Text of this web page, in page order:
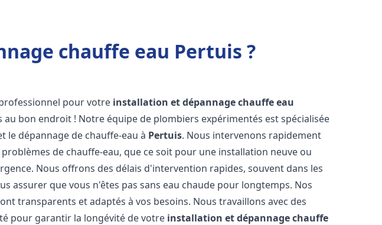
chauffe eau Pertuis ?
pour votre installation et dépannage chauffe eau
au bon endroit ! Notre équipe de plombiers expérimentés est spécialisée
le dépannage de chauffe-eau à Pertuis. Nous intervenons rapidement
de chauffe-eau, que ce soit pour une installation neuve ou
Nous offrons des délais d'intervention rapides, souvent dans les
assurer que vous n'êtes pas sans eau chaude pour longtemps. Nos
transparents et adaptés à vos besoins. Nous travaillons avec des
pour garantir la longévité de votre installation et dépannage chauffe